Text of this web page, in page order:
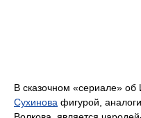
В сказочном «сериале»
Сухинова фигурой,